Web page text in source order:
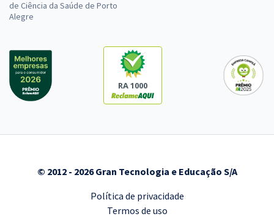
de Ciência da Saúde de Porto
Alegre
RA 1000
© 2012 - 2026 Gran Tecnologia e Educação S/A
Política de privacidade
Termos de uso